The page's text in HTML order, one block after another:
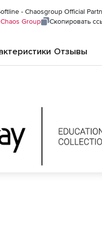
- Chaosgroup Official
Chaos Group Скопировать
Отзывы